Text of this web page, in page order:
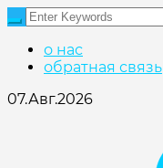
о нас
обратная связь
07.Авг.2026